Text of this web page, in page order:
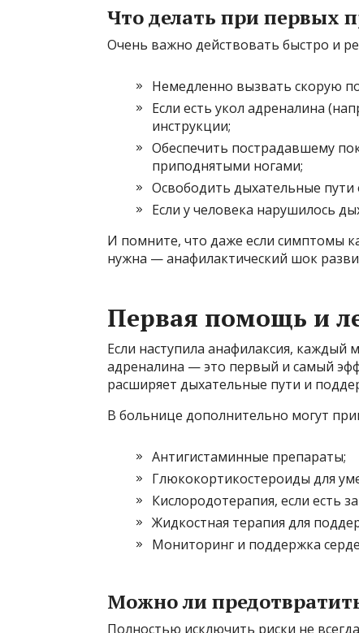
Что делать при первых
Очень важно действовать быстро и
Немедленно вызвать скорую
Если есть укол адреналина
инструкции;
Обеспечить пострадавшему
приподнятыми ногами;
Освободить дыхательные
Если у человека нарушилось
И помните, что даже если симптомы
нужна — анафилактический шок
Первая помощь и
Если наступила анафилаксия,
адреналина — это первый и самый
расширяет дыхательные пути и
В больнице дополнительно могут
Антигистаминные препараты;
Глюкокортикостероиды для
Кислородотерапия, если есть
Жидкостная терапия для
Мониторинг и поддержка
Можно ли
Полностью исключить риски не